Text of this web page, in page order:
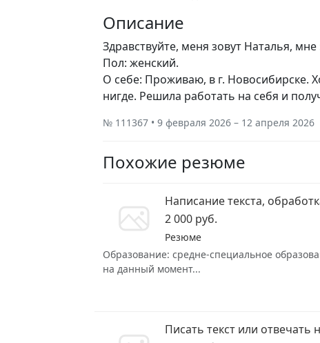
Описание
Здравствуйте, меня зовут Наталья,
Пол: женский.
О себе: Проживаю, в г. Новосибирске.
нигде. Решила работать на себя и
№ 111367 • 9 февраля 2026 – 12 апреля 2026
Похожие резюме
Написание текста,
2 000 руб.
Резюме
Образование: средне-специальное
на данный момент...
Писать текст или отвечать